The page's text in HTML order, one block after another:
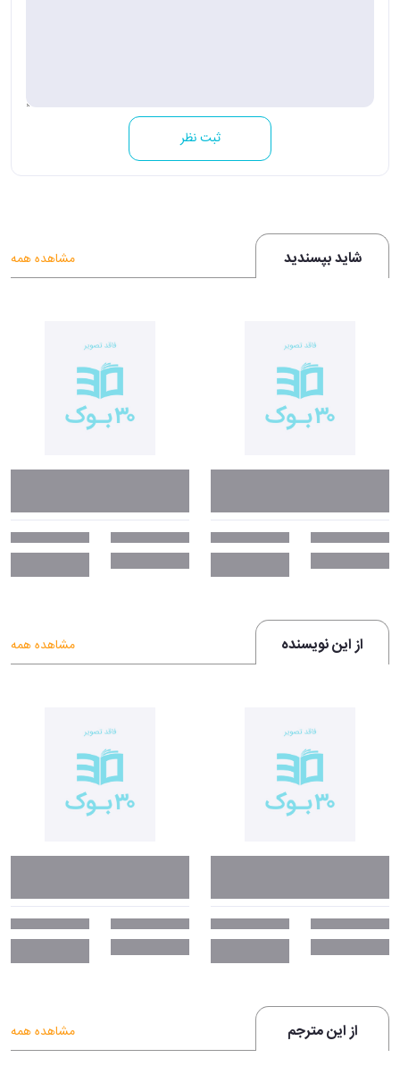
ثبت نظر
شاید بپسندید مشاهده همه
از این نویسنده مشاهده همه
از این مترجم مشاهده همه